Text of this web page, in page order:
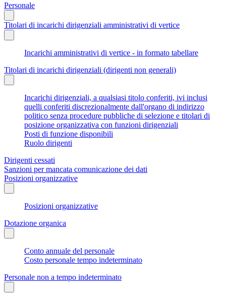
Personale
Titolari di incarichi dirigenziali amministrativi di vertice
Incarichi amministrativi di vertice - in formato tabellare
Titolari di incarichi dirigenziali (dirigenti non generali)
Incarichi dirigenziali, a qualsiasi titolo conferiti, ivi inclusi
quelli conferiti discrezionalmente dall'organo di indirizzo
politico senza procedure pubbliche di selezione e titolari di
posizione organizzativa con funzioni dirigenziali
Posti di funzione disponibili
Ruolo dirigenti
Dirigenti cessati
Sanzioni per mancata comunicazione dei dati
Posizioni organizzative
Posizioni organizzative
Dotazione organica
Conto annuale del personale
Costo personale tempo indeterminato
Personale non a tempo indeterminato